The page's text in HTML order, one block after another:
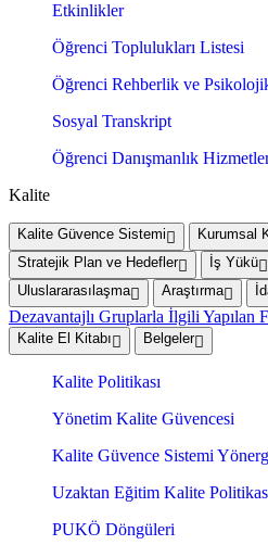
Etkinlikler
Öğrenci Toplulukları Listesi
Öğrenci Rehberlik ve
Sosyal Transkript
Öğrenci Danışmanlık
Kalite
Kalite Güvence Sistemi
Kurumsal
Stratejik Plan ve Hedefler
İş Yükü
Uluslararasılaşma
Araştırma
Dezavantajlı Gruplarla İlgili Yapılan
Kalite El Kitabı Belgeler
Kalite Politikası
Yönetim Kalite Güvencesi
Kalite Güvence Sistemi
Uzaktan Eğitim Kalite
PUKÖ Döngüleri